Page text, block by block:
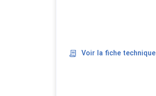
Voir la fiche technique